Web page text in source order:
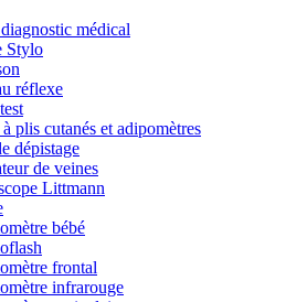
médical
Stylo
réflexe
plis cutanés et adipomètres
dépistage
de veines
Littmann
bébé
frontal
infrarouge